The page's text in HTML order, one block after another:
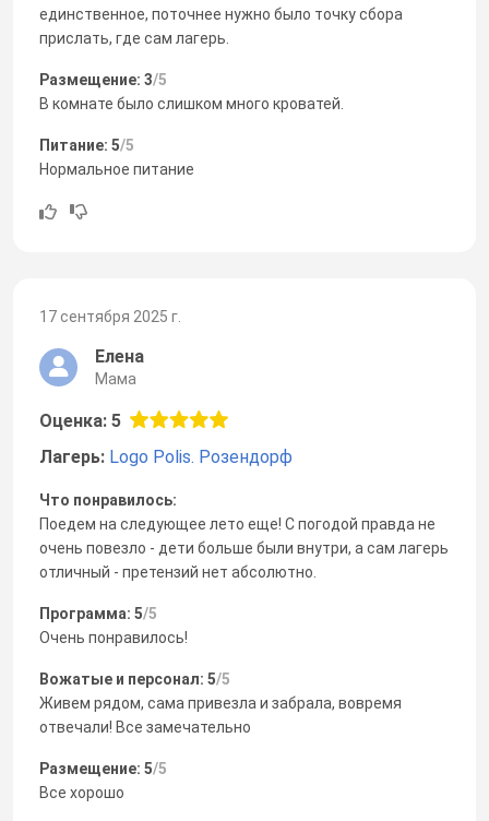
единственное, поточнее нужно было точку сбора
прислать, где сам лагерь.
Размещение: 3/5
В комнате было слишком много кроватей.
Питание: 5/5
Нормальное питание
17 сентября 2025 г.
Елена
Мама
Оценка: 5
Лагерь: Logo Polis. Розендорф
Что понравилось:
Поедем на следующее лето еще! С погодой правда не
очень повезло - дети больше были внутри, а сам лагерь
отличный - претензий нет абсолютно.
Программа: 5/5
Очень понравилось!
Вожатые и персонал: 5/5
Живем рядом, сама привезла и забрала, вовремя
отвечали! Все замечательно
Размещение: 5/5
Все хорошо